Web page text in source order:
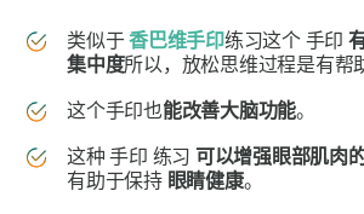
类似于香巴维手印练习这个 手印
集中度所以，放松思维过程是有帮
这个手印也能改善大脑功能。
这种手印 练习 可以增强眼部肌肉
有助于保持 眼睛健康。